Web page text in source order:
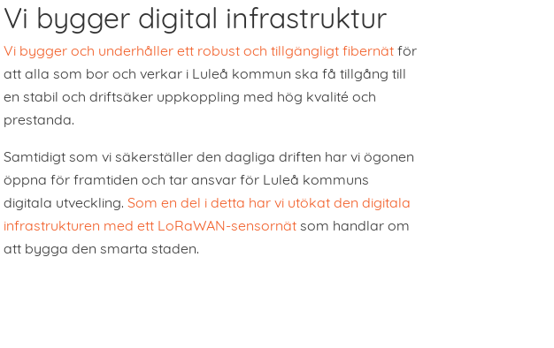
Vi bygger digital infrastruktur
Vi bygger och underhåller ett robust och tillgängligt fibernät för
att alla som bor och verkar i Luleå kommun ska få tillgång till
en stabil och driftsäker uppkoppling med hög kvalité och
prestanda.
Samtidigt som vi säkerställer den dagliga driften har vi ögonen
öppna för framtiden och tar ansvar för Luleå kommuns
digitala utveckling. Som en del i detta har vi utökat den digitala
infrastrukturen med ett LoRaWAN-sensornät som handlar om
att bygga den smarta staden.